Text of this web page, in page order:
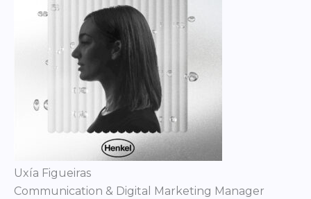
Uxía Figueiras
Communication & Digital Marketing Manager